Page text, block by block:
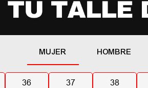
MUJER HOMBRE
36 37 38